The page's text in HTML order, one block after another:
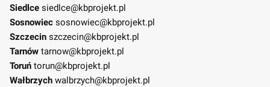
Siedlce siedlce@kbprojekt.pl
Sosnowiec sosnowiec@kbprojekt.pl
Szczecin szczecin@kbprojekt.pl
Tarnów tarnow@kbprojekt.pl
Toruń torun@kbprojekt.pl
Wałbrzych walbrzych@kbprojekt.pl